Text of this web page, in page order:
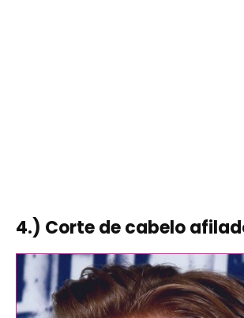
4.) Corte de cabelo